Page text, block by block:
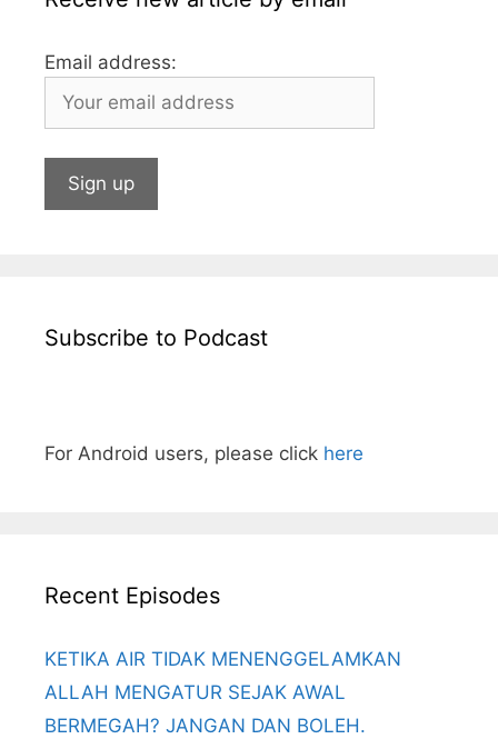
Email address:
Subscribe to Podcast
For Android users, please click here
Recent Episodes
KETIKA AIR TIDAK MENENGGELAMKAN
ALLAH MENGATUR SEJAK AWAL
BERMEGAH? JANGAN DAN BOLEH.